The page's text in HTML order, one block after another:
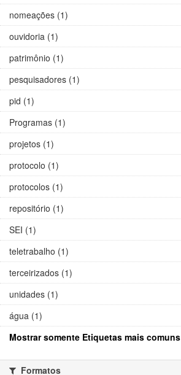
nomeações (1)
ouvidoria (1)
patrimônio (1)
pesquisadores (1)
pid (1)
Programas (1)
projetos (1)
protocolo (1)
protocolos (1)
repositório (1)
SEI (1)
teletrabalho (1)
terceirizados (1)
unidades (1)
água (1)
Mostrar somente Etiquetas mais comuns
Formatos